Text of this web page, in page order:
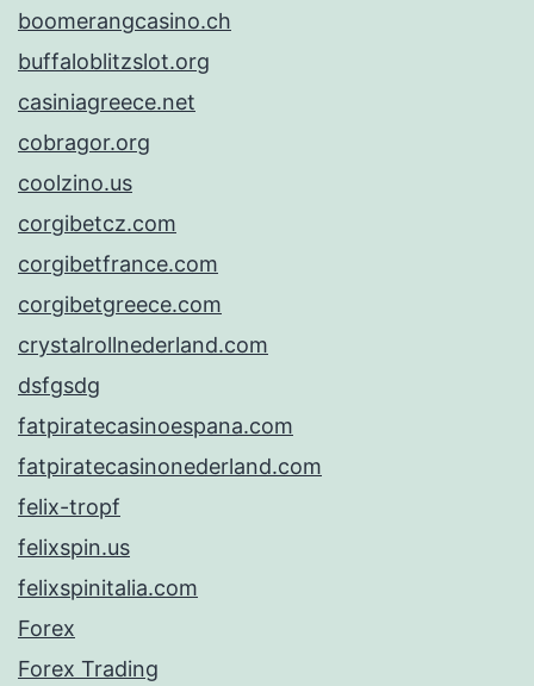
boomerangcasino.ch
buffaloblitzslot.org
casiniagreece.net
cobragor.org
coolzino.us
corgibetcz.com
corgibetfrance.com
corgibetgreece.com
crystalrollnederland.com
dsfgsdg
fatpiratecasinoespana.com
fatpiratecasinonederland.com
felix-tropf
felixspin.us
felixspinitalia.com
Forex
Forex Trading